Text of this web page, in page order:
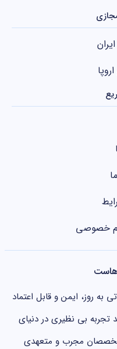
خصوصی
هاست
روز، ایمن و قابل اعتماد
تجربه بی نظیری در دنیای
متخصصان مجرب و متعهدی